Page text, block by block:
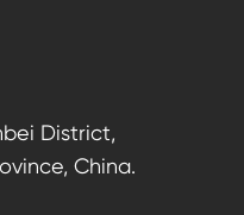
District,
China.